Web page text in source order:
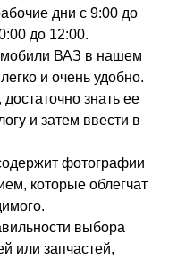
дни с 9:00 до
до 12:00.
ВАЗ в нашем
и очень удобно.
знать ее
и затем ввести в
фотографии
которые облегчат
выбора
или запчастей,